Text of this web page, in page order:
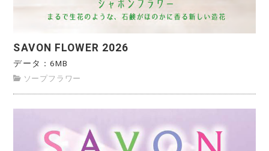
SAVON FLOWER 2026
データ：6MB
ソープフラワー